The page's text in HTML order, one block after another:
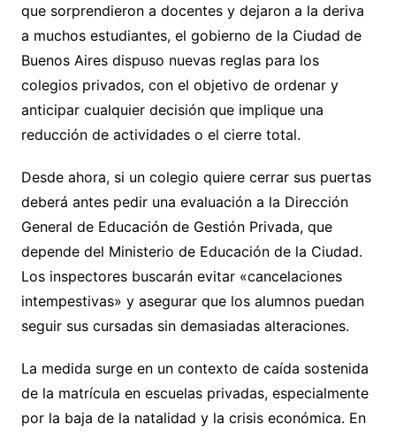
que sorprendieron a docentes y dejaron a la deriva
a muchos estudiantes, el gobierno de la Ciudad de
Buenos Aires dispuso nuevas reglas para los
colegios privados, con el objetivo de ordenar y
anticipar cualquier decisión que implique una
reducción de actividades o el cierre total.
Desde ahora, si un colegio quiere cerrar sus puertas
deberá antes pedir una evaluación a la Dirección
General de Educación de Gestión Privada, que
depende del Ministerio de Educación de la Ciudad.
Los inspectores buscarán evitar «cancelaciones
intempestivas» y asegurar que los alumnos puedan
seguir sus cursadas sin demasiadas alteraciones.
La medida surge en un contexto de caída sostenida
de la matrícula en escuelas privadas, especialmente
por la baja de la natalidad y la crisis económica. En